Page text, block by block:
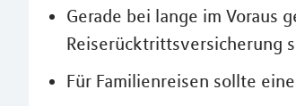
Gerade bei lange im Voraus
Reiserücktrittsversicherung
Für Familienreisen sollte